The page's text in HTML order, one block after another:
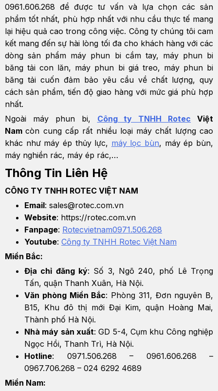
0961.606.268 để được tư vấn và lựa chọn các sản
phẩm tốt nhất, phù hợp nhất với nhu cầu thực tế mang
lại hiệu quả cao trong công việc. Công ty chúng tôi cam
kết mang đến sự hài lòng tối đa cho khách hàng với các
dòng sản phẩm máy phun bi cầm tay, máy phun bi
băng tải con lăn, máy phun bi giá treo, máy phun bi
băng tải cuốn đảm bảo yêu cầu về chất lượng, quy
cách sản phẩm, tiến độ giao hàng với mức giá phù hợp
nhất.
Ngoài máy phun bi, Công ty TNHH Rotec Việt
Namcòn cung cấp rất nhiều loại máy chất lượng cao
khác như máy ép thủy lực, máy lọc bùn, máy ép bùn,
máy nghiền rác, máy ép rác,…
Thông Tin Liên Hệ
CÔNG TY TNHH ROTEC VIỆT NAM
Email: sales@rotec.com.vn
Website: https://rotec.com.vn
Fanpage: Rotecvietnam0971.506.268
Youtube: Công ty TNHH Rotec Việt Nam
Miền Bắc:
Địa chỉ đăng ký: Số 3, Ngõ 240, phố Lê Trọng
Tấn, quận Thanh Xuân, Hà Nội.
Văn phòng Miền Bắc: Phòng 311, Đơn nguyên B,
B15, Khu đô thị mới Đại Kim, quận Hoàng Mai,
Thành phố Hà Nội.
Nhà máy sản xuất: GD 5-4, Cụm khu Công nghiệp
Ngọc Hồi, Thanh Trì, Hà Nội.
Hotline: 0971.506.268 – 0961.606.268 –
0967.706.268 – 024 6292 4689
Miền Nam: